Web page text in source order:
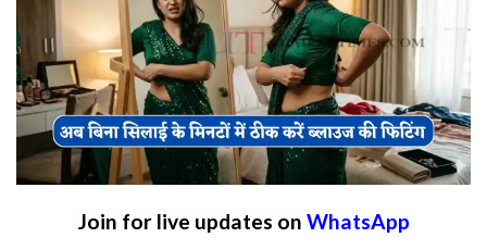
Join for live updates on WhatsApp